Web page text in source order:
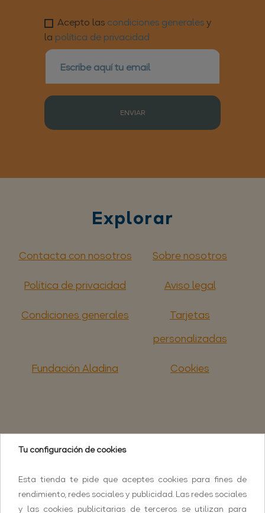
Acepto lascondiciones generalesy
la política de privacidad
ENVIAR
Explorar
Contacta con nosotros
Sobre nosotros
Política de privacidad
Aviso legal
Condiciones generales
Tarjetas
personalizadas
Fundación Aladina
Cookies
Tu configuración de cookies
Esta tienda te pide que aceptes cookies para fines de
rendimiento, redes sociales y publicidad. Las redes sociales
y las cookies publicitarias de terceros se utilizan para